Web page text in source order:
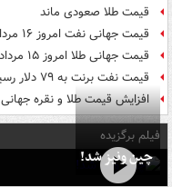
قیمت طلا صعودی ماند
قیمت جهانی نفت امروز ۱۶ مرداد
قیمت جهانی طلا امروز ۱۵ مرداد
قیمت نفت برنت به ۷۹ دلار رسید
افزایش قیمت طلا و نقره جهانی
فیلم برگزیده
چین ونیز شد!